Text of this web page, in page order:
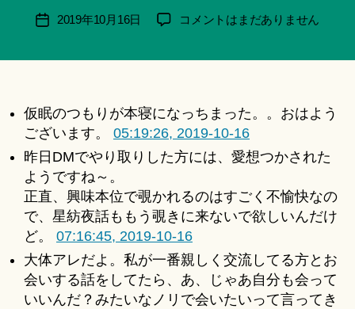
品
IRISCALA
投
a
ts
u
ki
＊
投
2019年10月16日
本
│Twitter
Updates
for
2019-
16
へ
の
コメントはまだありません
仮眠のつもりが本寝になっちまった。。おはよう
ございます。 05:19:26, 2019-10-16
昨日DMでやり取りした方には、愛想つかされた
ようですね～。
正直、興味本位で覗かれるのはすごく不愉快なの
で、星紡夜話ももう覗きに来ないで欲しいんだけ
ど。 07:16:45, 2019-10-16
大体アレだよ。私が一番親しく交流してる方とお
会いする話をしてたら、あ、じゃあ自分も会って
いいんだ？みたいなノリで会いたいって言ってき